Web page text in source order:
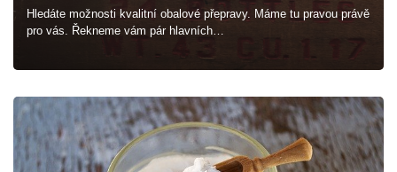
Hledáte možnosti kvalitní obalové přepravy. Máme tu pravou právě
pro vás. Řekneme vám pár hlavních…